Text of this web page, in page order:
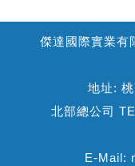
傑達國際實業
地址:
北部總公司
E-Mail: